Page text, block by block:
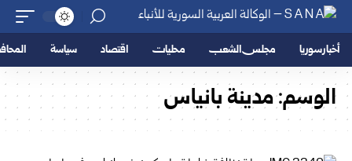
أخبار سوريا مجلس الشعب محليات اقتصاد سياسة
الوسم:مدينة بانياس